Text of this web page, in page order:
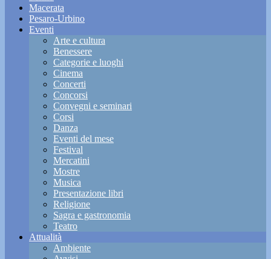
Macerata
Pesaro-Urbino
Eventi
Arte e cultura
Benessere
Categorie e luoghi
Cinema
Concerti
Concorsi
Convegni e seminari
Corsi
Danza
Eventi del mese
Festival
Mercatini
Mostre
Musica
Presentazione libri
Religione
Sagra e gastronomia
Teatro
Attualità
Ambiente